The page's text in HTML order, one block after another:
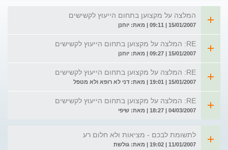
המלצה על מקצוען בתחום הייעוץ לקשישים
15/01/2007 | 09:11 | מאת: יוחנן
RE: המלצה על מקצוען בתחום הייעוץ לקשישים
15/01/2007 | 09:27 | מאת: יוחנן
RE: המלצה על מקצוען בתחום הייעוץ לקשישים
15/01/2007 | 19:01 | מאת: דני לא רופא ולא מטפל
RE: המלצה על מקצוען בתחום הייעוץ לקשישים
04/03/2007 | 18:27 | מאת: שיפי
לתשומת לבכם - מציאות ולא חלום רע
11/01/2007 | 19:02 | מאת: גולשת